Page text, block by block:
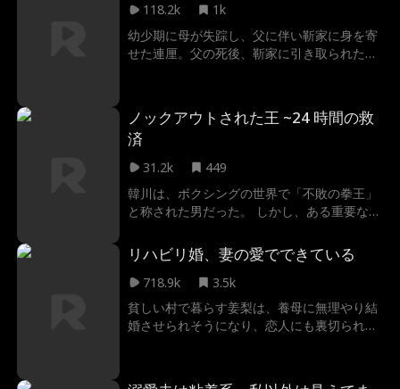
118.2k
1k
幼少期に母が失踪し、父に伴い靳家に身を寄
せた連厘。父の死後、靳家に引き取られた彼
ノックアウトされた王 ~24 時間の救
済
31.2k
449
韓川は、ボクシングの世界で「不敗の拳王」
と称された男だった。 しかし、ある重要な試
う。 試合後の混乱の中で、彼は最愛の娘を失
い、妻もその出来事をきっかけに彼のもとを
去った。 さらに、格闘技協会から除名処分を
受け、人生の頂点から一瞬にして奈落へと突
き落とされる。 生きる術を失った韓川は、配
達員として配達の仕事に身を落とし、絶望の
リハビリ婚、妻の愛でできている
718.9k
3.5k
貧しい村で暮らす姜梨は、養母に無理やり結
婚させられそうになり、恋人にも裏切られ
から出会った二人は、即日で結婚を決意す